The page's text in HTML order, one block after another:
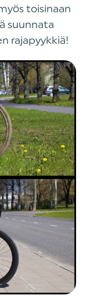
toisinaan
suunnata
rajapyykkiä!